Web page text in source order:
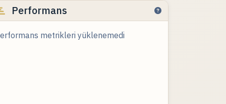
Performans
metrikleri yüklenemedi